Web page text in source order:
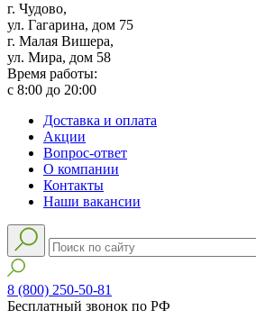
г. Чудово,
ул. Гагарина, дом 75
г. Малая Вишера,
ул. Мира, дом 58
Время работы:
с 8:00 до 20:00
Доставка и оплата
Акции
Вопрос-ответ
О компании
Контакты
Наши вакансии
8 (800) 250-50-81
Бесплатный звонок по РФ